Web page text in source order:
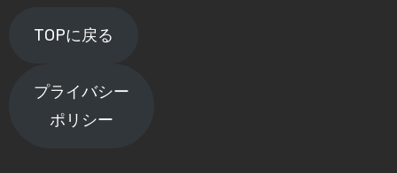
TOPに戻る
プライバシー
ポリシー